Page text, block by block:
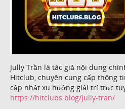
Jully Trần là tác giả nội dung
Hitclub, chuyên cung cấp thông
cập nhật xu hướng giải trí trực
https://hitclubs.blog/jully-tran/